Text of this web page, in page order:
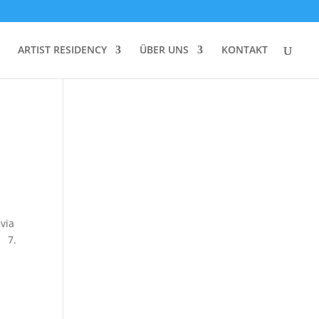
ARTIST RESIDENCY ÜBER UNS KONTAKT
7.